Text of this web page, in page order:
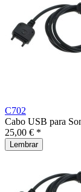
C702
Cabo USB para
25,00 € *
Lembrar